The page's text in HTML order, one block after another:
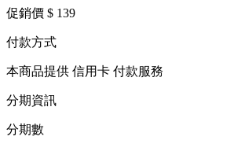
促銷價 $ 139
付款方式
本商品提供 信用卡 付款服務
分期資訊
分期數